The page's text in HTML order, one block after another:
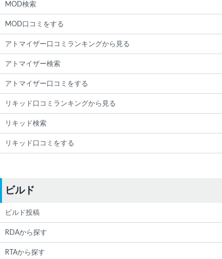
MOD検索
MOD口コミをする
アトマイザー口コミランキングから見る
アトマイザー検索
アトマイザー口コミをする
リキッド口コミランキングから見る
リキッド検索
リキッド口コミをする
ビルド
ビルド投稿
RDAから探す
RTAから探す